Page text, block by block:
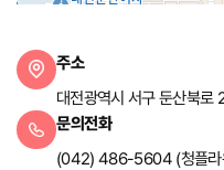
전화주소
대전광역시 서구 둔산북
문의전화
(042) 486-5604 (청플라